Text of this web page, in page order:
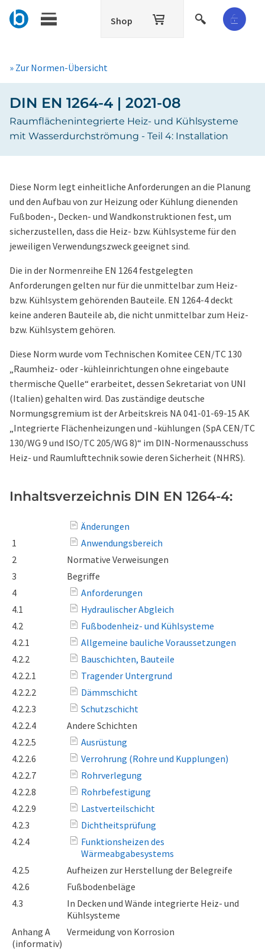
Shop
» Zur Normen-Übersicht
DIN EN 1264-4 | 2021-08
Raumflächenintegrierte Heiz- und Kühlsysteme
mit Wasserdurchströmung - Teil 4: Installation
Diese Norm legt einheitliche Anforderungen an die Planung
und den Aufbau von zur Heizung oder Kühlung dienenden
Fußboden-, Decken- und Wandkonstruktionen fest, um
sicherzustellen, dass die Heiz- bzw. Kühlsysteme für den
jeweiligen Verwendungszweck geeignet sind.
Die in der Normenreihe EN 1264 festgelegten
Anforderungen gelten nur für die unmittelbar zum Heiz-
bzw. Kühlsystem gehörenden Bauteile. EN 1264-4 deckt
keine anderen Bauteile ab, die nicht unmittelbar zum Heiz-
bzw. Kühlsystem gehören.
Diese Norm wurde vom Technischen Komitee CEN/TC 130
„Raumheiz- oder -kühleinrichtungen ohne eingebaute
thermische Quelle“ erarbeitet, dessen Sekretariat von UNI
(Italien) gehalten wird. Das zuständige deutsche
Normungsgremium ist der Arbeitskreis NA 041-01-69-15 AK
„Integrierte Flächenheizungen und -kühlungen (SpA CEN/TC
130/WG 9 und ISO/TC 205/WG 8)“ im DIN-Normenausschuss
Heiz- und Raumlufttechnik sowie deren Sicherheit (NHRS).
Inhaltsverzeichnis DIN EN 1264-4:
Änderungen
1
Anwendungsbereich
2
Normative Verweisungen
3
Begriffe
4
Anforderungen
4.1
Hydraulischer Abgleich
4.2
Fußbodenheiz- und Kühlsysteme
4.2.1
Allgemeine bauliche Voraussetzungen
4.2.2
Bauschichten, Bauteile
4.2.2.1
Tragender Untergrund
4.2.2.2
Dämmschicht
4.2.2.3
Schutzschicht
4.2.2.4
Andere Schichten
4.2.2.5
Ausrüstung
4.2.2.6
Verrohrung (Rohre und Kupplungen)
4.2.2.7
Rohrverlegung
4.2.2.8
Rohrbefestigung
4.2.2.9
Lastverteilschicht
4.2.3
Dichtheitsprüfung
4.2.4
Funktionsheizen des
Wärmeabgabesystems
4.2.5
Aufheizen zur Herstellung der Belegreife
4.2.6
Fußbodenbeläge
4.3
In Decken und Wände integrierte Heiz- und
Kühlsysteme
Anhang A
(informativ)
Vermeidung von Korrosion